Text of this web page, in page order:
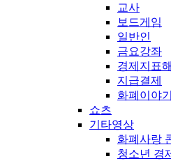
교사
보드게임
일반인
금요강좌
경제지표
지급결제
화폐이야기
쇼츠
기타영상
화폐사랑
청소년 경